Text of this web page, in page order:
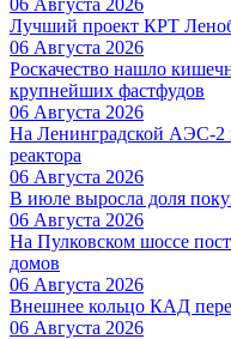
Лучший проект КРТ
06 Августа 2026
Роскачество нашло
крупнейших фастфудов
06 Августа 2026
На Ленинградской АЭС-2
реактора
06 Августа 2026
В июле выросла доля
06 Августа 2026
На Пулковском шоссе
домов
06 Августа 2026
Внешнее кольцо КАД
06 Августа 2026